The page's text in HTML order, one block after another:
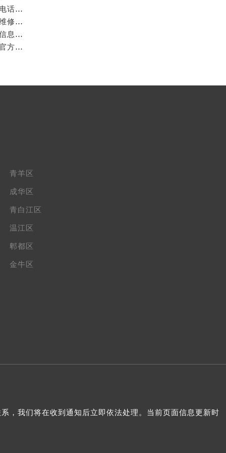
亲身探访成都万国官方售后服务中心｜网点地址与客服电话（2026年7月最新）
亲身到店探访成都万国官方售后服务中心｜官方地址与维修热线（2026年7月最新）
成都万国官方售后服务中心｜最新热线及维修地址权威信息公示（2026年7月最新）
亲身到店探访成都万国官方售后服务中心｜维修地址与官方客服热线（2026年7月最新）
青羊区
成华区
青白江区
温江区
郫都区
金牛区
，我们将在收到通知后立即依法处理。当前页面信息更新时